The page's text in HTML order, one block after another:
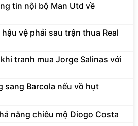
tin nội bộ Man Utd về
vệ phải sau trận thua Real
tranh mua Jorge Salinas với
sang Barcola nếu vồ hụt
năng chiêu mộ Diogo Costa